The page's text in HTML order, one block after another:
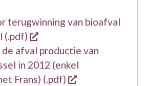
nieuw venster
terugwinning van bioafval
(.pdf)
opent een nieuw venster
de afval productie van
in 2012 (enkel
Frans) (.pdf)
opent een